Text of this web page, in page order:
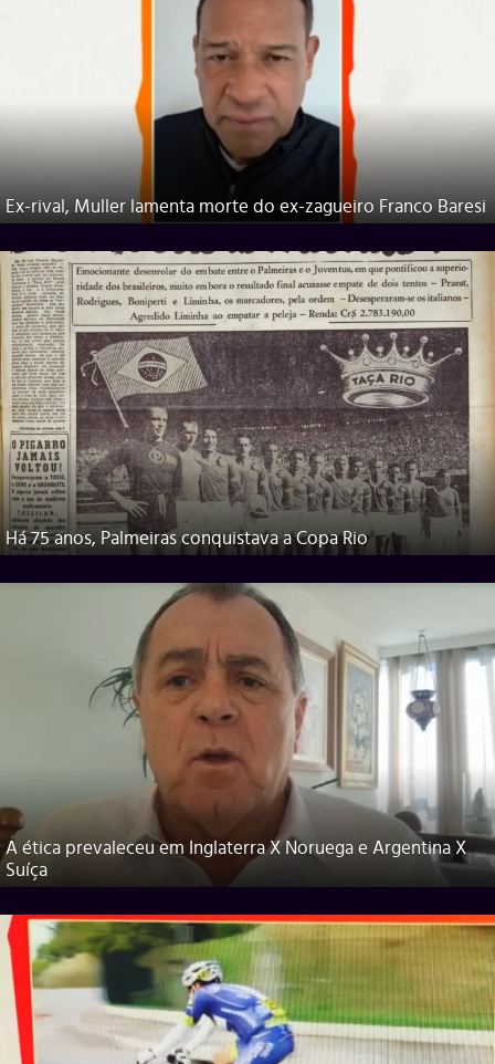
Ex-rival, Muller lamenta morte do ex-zagueiro Franco Baresi
Há 75 anos, Palmeiras conquistava a Copa Rio
A ética prevaleceu em Inglaterra X Noruega e Argentina X
Suíça